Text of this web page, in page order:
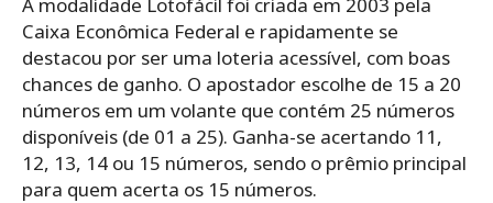
Caixa Econômica Federal e rapidamente se
destacou por ser uma loteria acessível, com boas
chances de ganho. O apostador escolhe de 15 a 20
números em um volante que contém 25 números
disponíveis (de 01 a 25). Ganha-se acertando 11,
12, 13, 14 ou 15 números, sendo o prêmio principal
para quem acerta os 15 números.